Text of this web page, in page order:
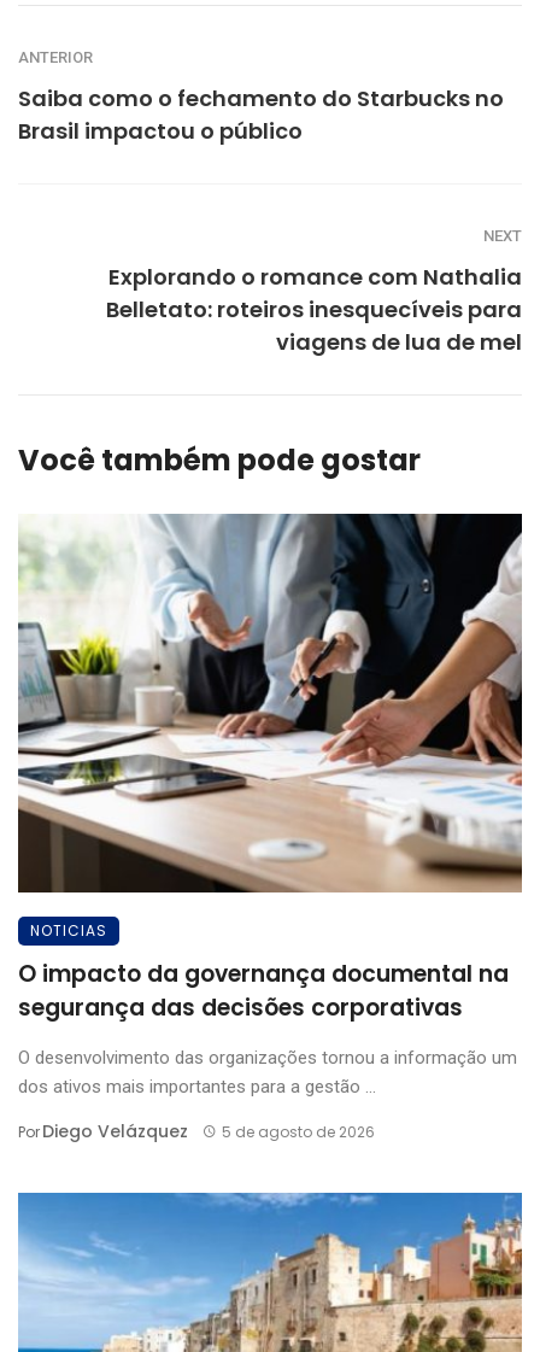
ANTERIOR
Saiba como o fechamento do Starbucks no
Brasil impactou o público
NEXT
Explorando o romance com Nathalia
Belletato: roteiros inesquecíveis para
viagens de lua de mel
Você também pode gostar
NOTICIAS
O impacto da governança documental na
segurança das decisões corporativas
O desenvolvimento das organizações tornou a informação um
dos ativos mais importantes para a gestão ...
PorDiego Velázquez 5 de agosto de 2026